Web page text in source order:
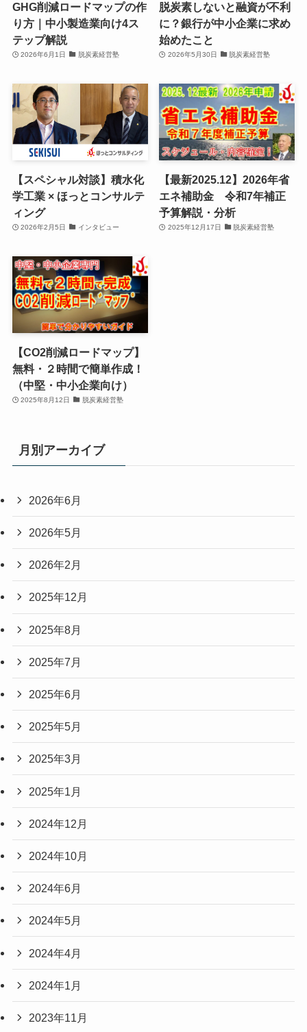
GHG削減ロードマップの作
り方｜中小製造業向け4ス
テップ解説
2026年6月1日 脱炭素経営塾
脱炭素しないと融資が不利
に？銀行が中小企業に求め
始めたこと
2026年5月30日 脱炭素経営塾
【スペシャル対談】積水化
学工業 × ほっとコンサルテ
ィング
2026年2月5日 インタビュー
【最新2025.12】2026年省
エネ補助金 令和7年補正
予算解説・分析
2025年12月17日 脱炭素経営塾
【CO2削減ロードマップ】
無料・２時間で簡単作成！
（中堅・中小企業向け）
2025年8月12日 脱炭素経営塾
月別アーカイブ
2026年6月
2026年5月
2026年2月
2025年12月
2025年8月
2025年7月
2025年6月
2025年5月
2025年3月
2025年1月
2024年12月
2024年10月
2024年6月
2024年5月
2024年4月
2024年1月
2023年11月